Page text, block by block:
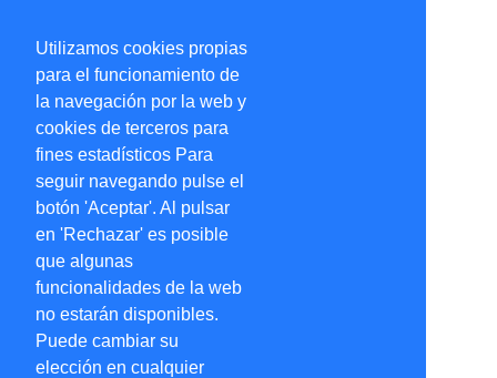
Utilizamos cookies propias
para el funcionamiento de
la navegación por la web y
cookies de terceros para
fines estadísticos Para
seguir navegando pulse el
botón 'Aceptar'. Al pulsar
en 'Rechazar' es posible
que algunas
funcionalidades de la web
no estarán disponibles.
Puede cambiar su
elección en cualquier